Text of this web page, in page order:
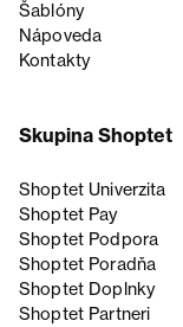
Šablóny
Nápoveda
Kontakty
Skupina Shoptet
Shoptet Univerzita
Shoptet Pay
Shoptet Podpora
Shoptet Poradňa
Shoptet Doplnky
Shoptet Partneri